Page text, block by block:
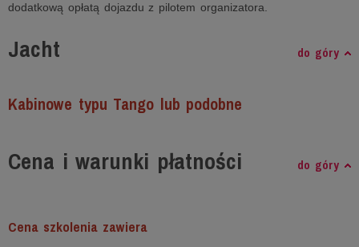
dodatkową opłatą dojazdu z pilotem organizatora.
Jacht do góry
Kabinowe typu Tango lub podobne
Cena i warunki płatności do góry
Cena szkolenia zawiera